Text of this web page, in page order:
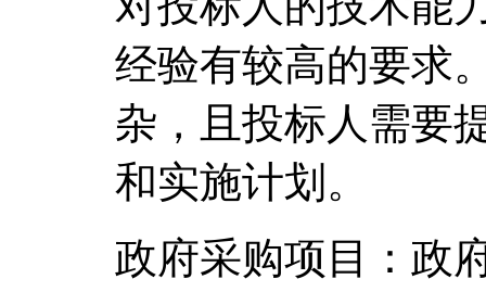
经验有较高的要求
杂，且投标人需要
和实施计划。
政府采购项目：政